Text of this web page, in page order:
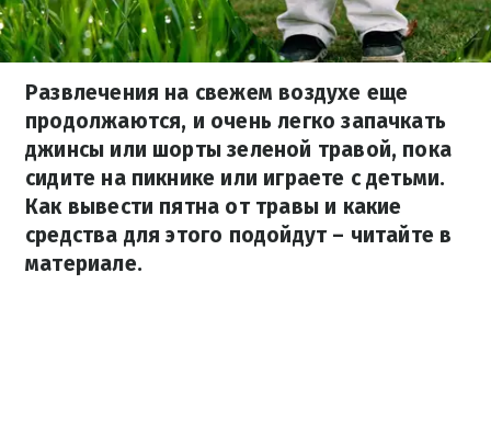
Развлечения на свежем воздухе еще
продолжаются, и очень легко запачкать
джинсы или шорты зеленой травой, пока
сидите на пикнике или играете с детьми.
Как вывести пятна от травы и какие
средства для этого подойдут – читайте в
материале.